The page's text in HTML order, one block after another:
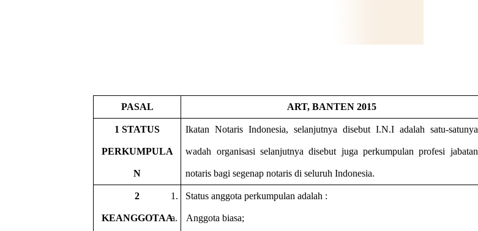
PASAL ART, BANTEN 2015
1 STATUS
PERKUMPULA
N
Ikatan Notaris Indonesia, selanjutnya disebut I.N.I adalah satu-satunya
wadah organisasi selanjutnya disebut juga perkumpulan profesi jabatan
notaris bagi segenap notaris di seluruh Indonesia.
2
KEANGGOTAA
1. Status anggota perkumpulan adalah :
a. Anggota biasa;